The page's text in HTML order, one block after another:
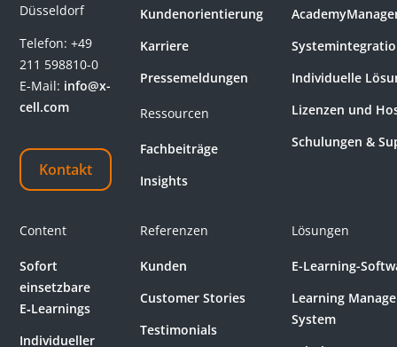
Düsseldorf
Telefon:+49
211 598810-0
E-Mail: info@x-
cell.com
Kontakt
Kundenorientierung
Karriere
Pressemeldungen
Ressourcen
Fachbeiträge
Insights
Individuelle
Lizenzen und
Schulungen &
Content
Sofort
einsetzbare
E‑Learnings
Individueller
Referenzen
Kunden
Customer Stories
Testimonials
Lösungen
E-Learning-
Learning
System